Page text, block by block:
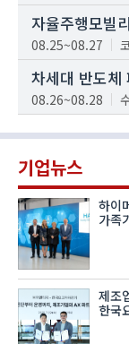
자율주행모빌
08.25~08.27
차세대 반도체
08.26~08.28
기업뉴스
하이
가족
제조
한국